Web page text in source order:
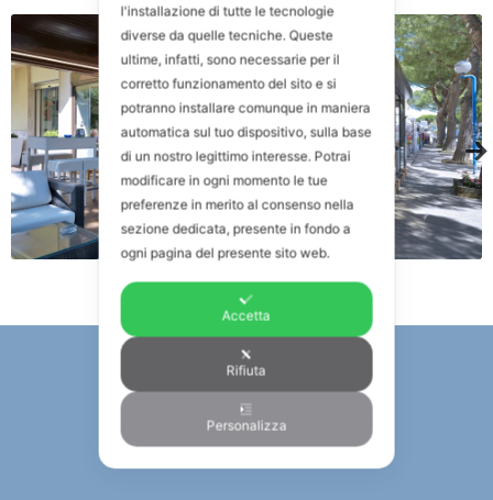
NEWSLETTER
l'installazione di tutte le tecnologie
diverse da quelle tecniche. Queste
ultime, infatti, sono necessarie per il
corretto funzionamento del sito e si
potranno installare comunque in maniera
automatica sul tuo dispositivo, sulla base
di un nostro legittimo interesse. Potrai
modificare in ogni momento le tue
preferenze in merito al consenso nella
sezione dedicata, presente in fondo a
ogni pagina del presente sito web.
Accetta
Rifiuta
Personalizza